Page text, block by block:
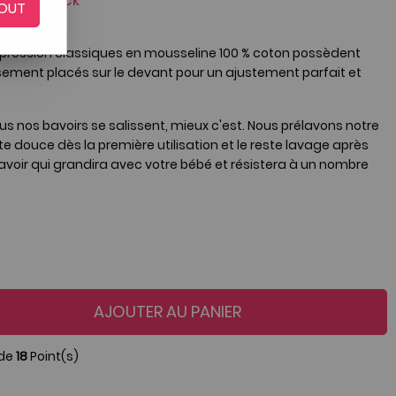
classiques en mousseline 100 % coton possèdent
placés sur le devant pour un ajustement parfait et
nos bavoirs se salissent, mieux c'est. Nous prélavons notre
douce dès la première utilisation et le reste lavage après
qui grandira avec votre bébé et résistera à un nombre
AJOUTER AU PANIER
18Point(s)